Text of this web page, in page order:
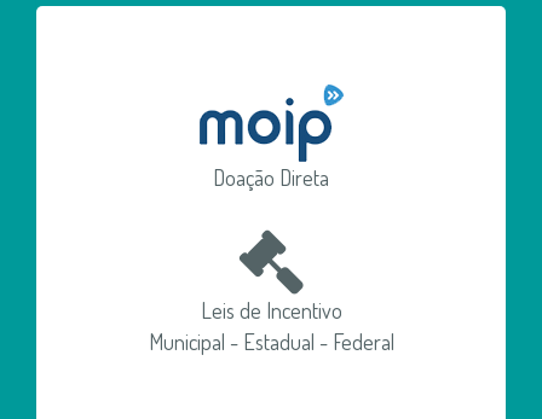
Doação Direta
Leis de Incentivo
Municipal - Estadual - Federal